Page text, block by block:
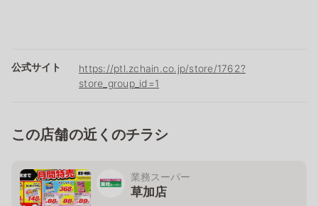
公式サイト
https://ptl.zchain.co.jp/store/1762?
store_group_id=1
この店舗の近くのチラシ
業務スーパー
草加店